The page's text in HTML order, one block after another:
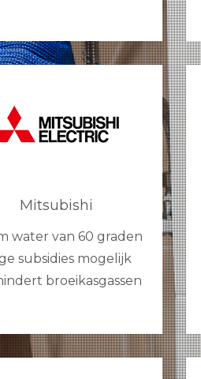
Mitsubishi
water van 60 graden
subsidies mogelijk
broeikasgassen